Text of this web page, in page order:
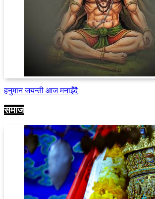
हनुमान जयन्ती आज मनाइँदै
समाज